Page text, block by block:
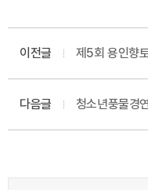
이전글
제5회 용인향
다음글 청소년풍물경